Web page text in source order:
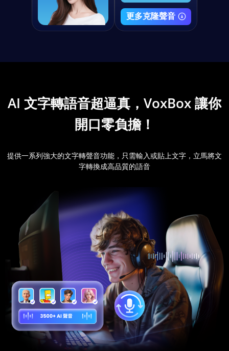
更多克隆聲音
AI 文字轉語音超逼真，VoxBox 讓你
開口零負擔！
提供一系列強大的文字轉聲音功能，只需輸入或貼上文字，立馬將文
字轉換成高品質的語音